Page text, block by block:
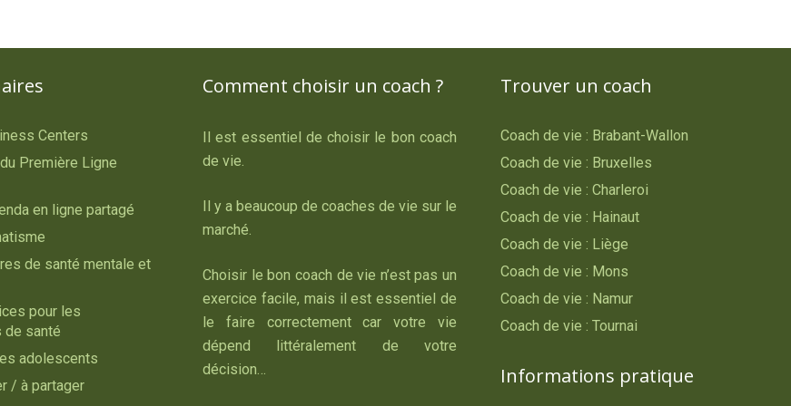
Centers
Première Ligne
en ligne partagé
de santé mentale et
pour les
santé
adolescents
/ à partager
Comment choisir un coach ?
Il est essentiel de choisir le bon coach
de vie.
Il y a beaucoup de coaches de vie sur le
marché.
Choisir le bon coach de vie n’est pas un
exercice facile, mais il est essentiel de
le faire correctement car votre vie
dépend littéralement de votre
décision…
Trouver un coach
Coach de vie : Brabant-Wallon
Coach de vie : Bruxelles
Coach de vie : Charleroi
Coach de vie : Hainaut
Coach de vie : Liège
Coach de vie : Mons
Coach de vie : Namur
Coach de vie : Tournai
Informations pratique